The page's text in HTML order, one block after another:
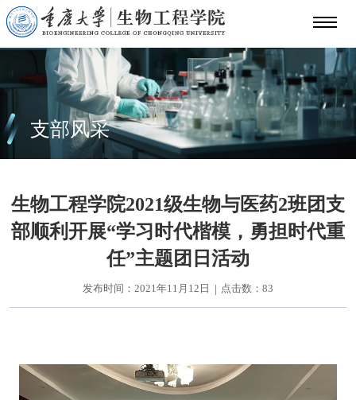
支部风采
生物工程学院2021级生物与医药2班团支
部顺利开展“学习时代楷模，勇担时代重
任”主题团日活动
发布时间：2021年11月12日 点击数：83